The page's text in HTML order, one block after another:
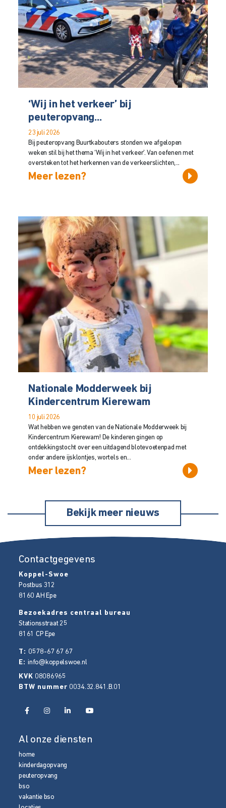
‘Wij in het verkeer’ bij
peuteropvang...
23 juli 2026
Bij peuteropvang Buurtkabouters stonden we afgelopen
weken stil bij het thema ‘Wij in het verkeer’. Van oefenen met
oversteken tot het herkennen van de verkeerslichten,...
Meer lezen?
Nationale Modderweek bij
Kindercentrum Kierewam
10 juli 2026
Wat hebben we genoten van de Nationale Modderweek bij
Kindercentrum Kierewam! De kinderen gingen op
ontdekkingstocht over een uitdagend blotevoetenpad met
onder andere ijsklontjes, wortels en...
Meer lezen?
Bekijk meer nieuws
Contactgegevens
Koppel-Swoe
Postbus 312
8160 AH Epe
Bezoekadres centraal bureau
Stationsstraat 25
8161 CPEpe
T: 0578-67 67 67
E:info@koppelswoe.nl
KVK 08086965
BTW nummer 0034.32.841.B.01
Al onze diensten
home
kinderdagopvang
peuteropvang
bso
vakantie bso